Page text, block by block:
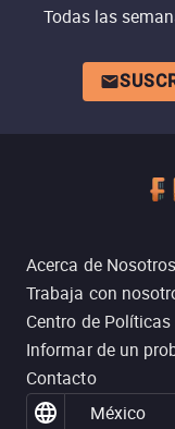
Todas las
Acerca de Nosotros
Trabaja con
Centro de Políticas
Informar de un
Contacto
México